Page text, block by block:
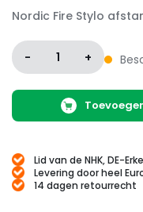
Nordic Fire Stylo
- 1 +
Lid van de NHK, DE-
Levering door heel
14 dagen retourrecht